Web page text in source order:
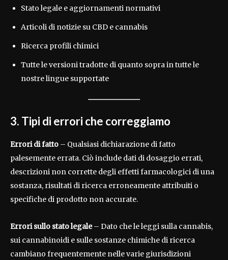
Stato legale e aggiornamenti normativi
Articoli di notizie su CBD e cannabis
Ricerca profili chimici
Tutte le versioni tradotte di quanto sopra in tutte le
nostre lingue supportate
3. Tipi di errori che correggiamo
Errori di fatto – Qualsiasi dichiarazione di fatto
palesemente errata. Ciò include dati di dosaggio errati,
descrizioni non corrette degli effetti farmacologici di una
sostanza, risultati di ricerca erroneamente attribuiti o
specifiche di prodotto non accurate.
Errori sullo stato legale– Dato che le leggi sulla cannabis,
sui cannabinoidi e sulle sostanze chimiche di ricerca
cambiano frequentemente nelle varie giurisdizioni